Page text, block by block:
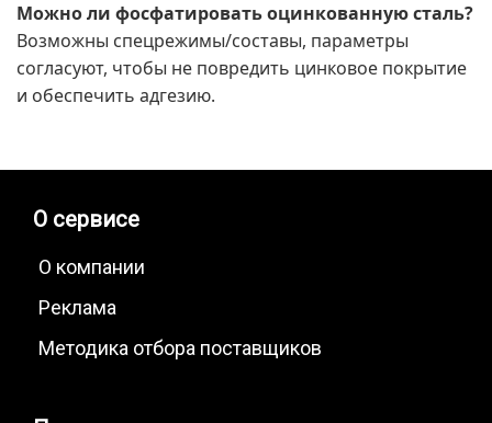
Можно ли фосфатировать оцинкованную сталь?
Возможны спецрежимы/составы, параметры
согласуют, чтобы не повредить цинковое покрытие
и обеспечить адгезию.
О сервисе
О компании
Реклама
Методика отбора поставщиков